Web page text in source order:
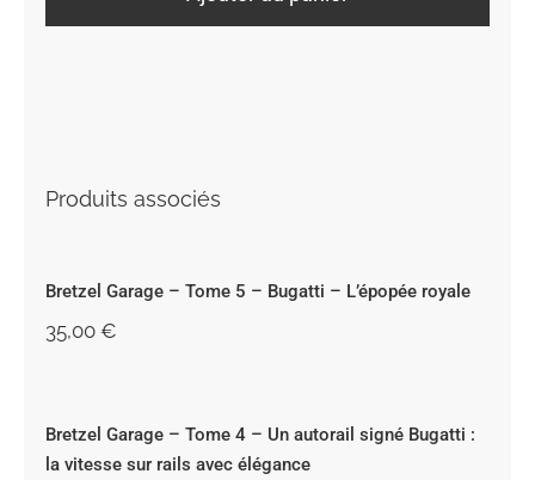
Produits associés
Bretzel Garage – Tome 5 – Bugatti – L’épopée royale
35,00 €
Bretzel Garage – Tome 4 – Un autorail signé Bugatti :
la vitesse sur rails avec élégance